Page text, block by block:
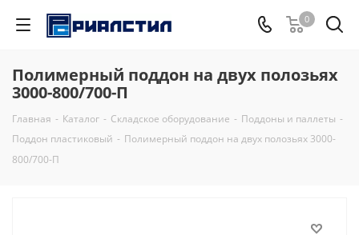
0
Полимерный поддон на двух полозьях
3000-800/700-П
Главная - Каталог - Складское оборудование - Поддоны и паллеты -
Поддон пластиковый - Полимерный поддон на двух полозьях 3000-
800/700-П